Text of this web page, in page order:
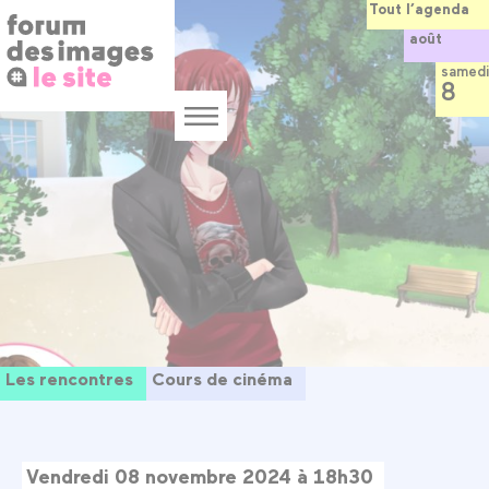
au
contenu
principal
Menu
Les rencontres Cours de cinéma
Vendredi 08 novembre 2024 à 18h30
Tout l’agenda
août
samedi
8